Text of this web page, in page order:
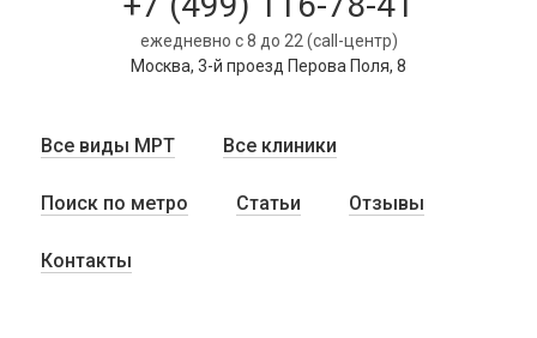
ежедневно с 8 до 22 (call-центр)
Москва, 3-й проезд Перова Поля, 8
Все виды МРТ Все клиники
Поиск по метро Статьи Отзывы
Контакты